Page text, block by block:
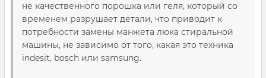
не качественного порошка или геля, который со
временем разрушает детали, что приводит к
потребности замены манжета люка стиральной
машины, не зависимо от того, какая это техника
indesit, bosch или samsung.